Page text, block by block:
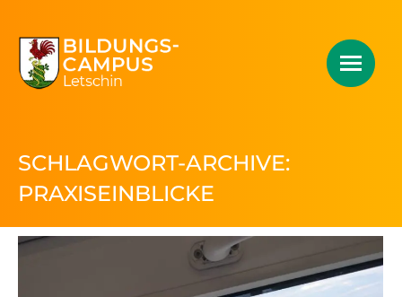
SCHLAGWORT-ARCHIVE:
PRAXISEINBLICKE